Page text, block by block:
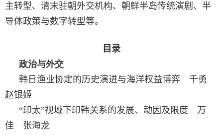
主转型、清末驻朝外交机构、朝鲜半岛传统演剧、半
导体政策与数字转型等。
目录
政治与外交
韩日渔业协定的历史演进与海洋权益博弈 千勇
赵银姬
“印太”视域下印韩关系的发展、动因及限度 万
佳 张海龙